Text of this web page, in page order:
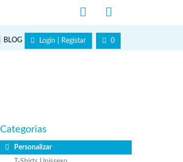
Login | Registar 0
BLOG
Categorias
Personalizar